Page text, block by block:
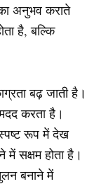
अनुभव कराते
है, बल्कि
बढ़ जाती है।
करता है।
स्पष्ट रूप में देख
सक्षम होता है।
बनाने में